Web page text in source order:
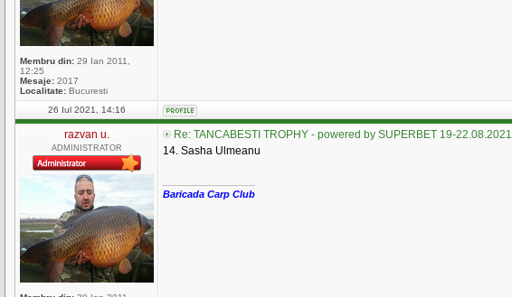
Membru din: 29 Ian 2011,
12:25
Mesaje: 2017
Localitate: Bucuresti
26 Iul 2021, 14:16
razvan u.
ADMINISTRATOR
Re: TANCABESTI TROPHY - powered by SUPERBET 19-22.08.2021
14. Sasha Ulmeanu
Baricada Carp Club